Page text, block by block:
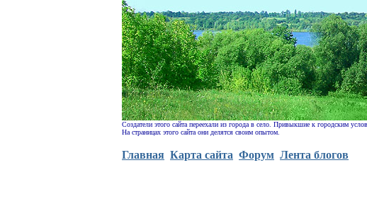
Создатели этого сайта переехали из города в село. Привыкшие к городским
На страницах этого сайта они делятся своим опытом.
Главная Карта сайта Форум Лента блогов